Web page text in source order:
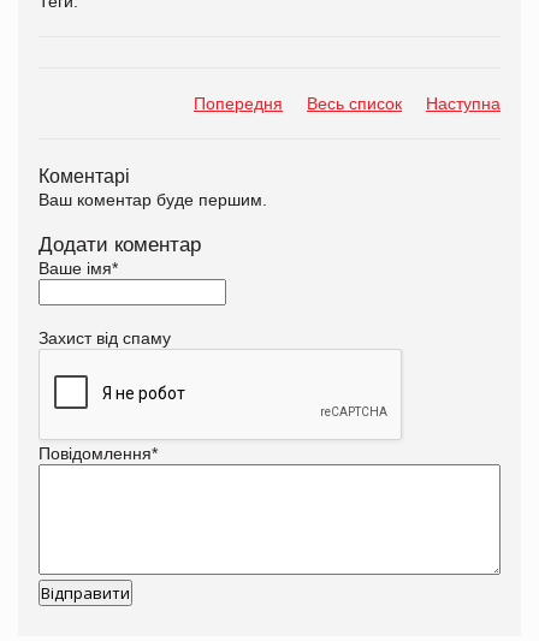
Попередня Весь список Наступна
Коментарі
Ваш коментар буде першим.
Додати коментар
Ваше імя*
Захист від спаму
Повідомлення*